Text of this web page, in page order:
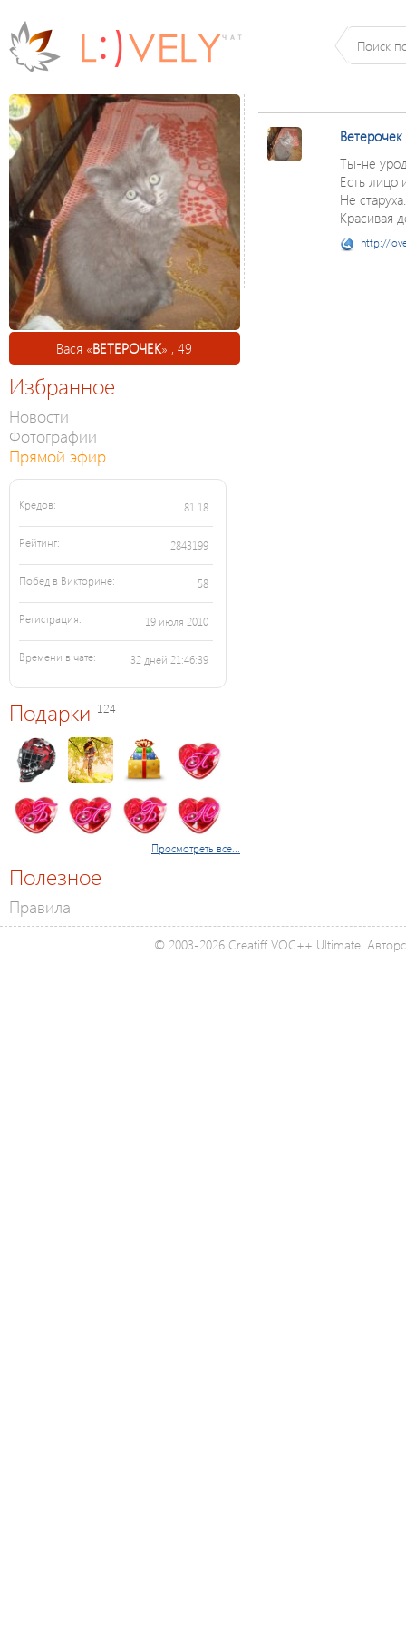
Вася «ВЕТЕРОЧЕК» , 49
Избранное
Новости
Фотографии
Прямой эфир
Кредов: 81.18
Рейтинг: 2843199
Побед в Викторине: 58
Регистрация: 19 июля 2010
Времени в чате: 32 дней 21:46:39
Подарки 124
Просмотреть все...
Полезное
Правила
Ветерочек
Ты-не
Есть лицо
Не
Красивая
http://
© 2003-2026 Creatiff VOC++ Ultimate.